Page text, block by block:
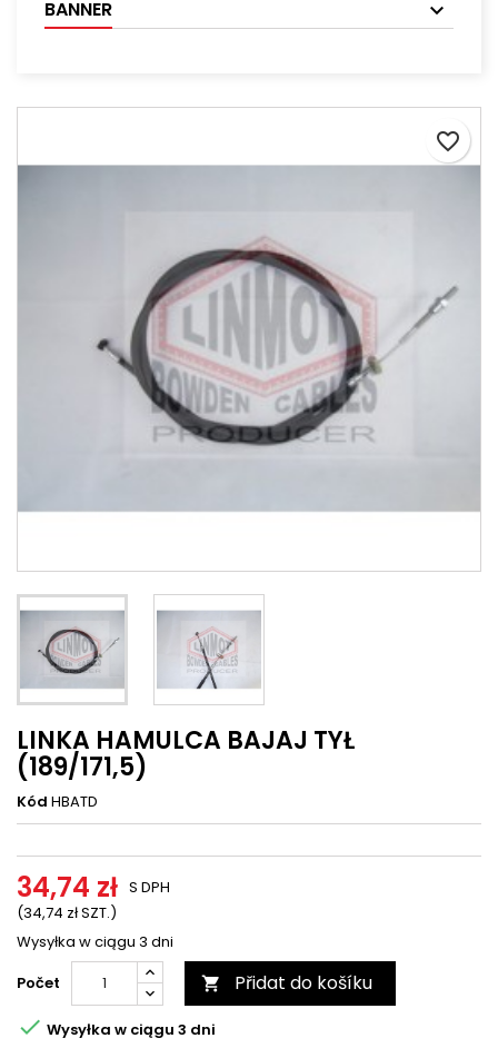
BANNER
favorite_border
LINKA HAMULCA BAJAJ TYŁ
(189/171,5)
Kód HBATD
34,74 zł
(34,74 zł SZT.)
S DPH
Wysyłka w ciągu 3 dni
Počet
 Přidat do košíku
 Wysyłka w ciągu 3 dni